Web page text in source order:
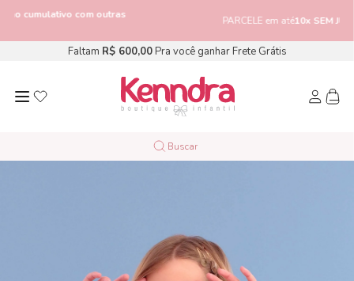
com outras PARCELE em até10x SEM JUROS
Faltam R$ 600,00Pra você ganhar Frete Grátis